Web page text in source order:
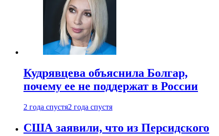
Кудрявцева объяснила Болгар,
почему ее не поддержат в России
2 года спустя2 года спустя
США заявили, что из Персидского